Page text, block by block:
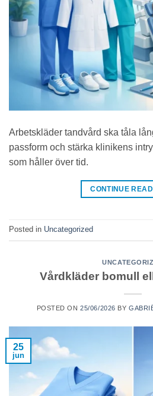
Arbetskläder tandvård ska tåla
passform och stärka klinikens
som håller över tid.
CONTINUE
Posted in Uncategorized
Vårdkläder bomull
POSTED ON25/06/2026 BY
25
jun